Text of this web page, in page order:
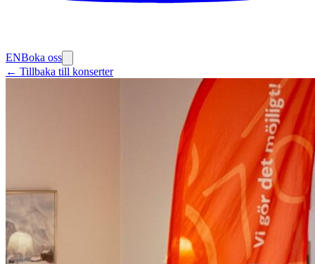
ENBoka oss
← Tillbaka till konserter